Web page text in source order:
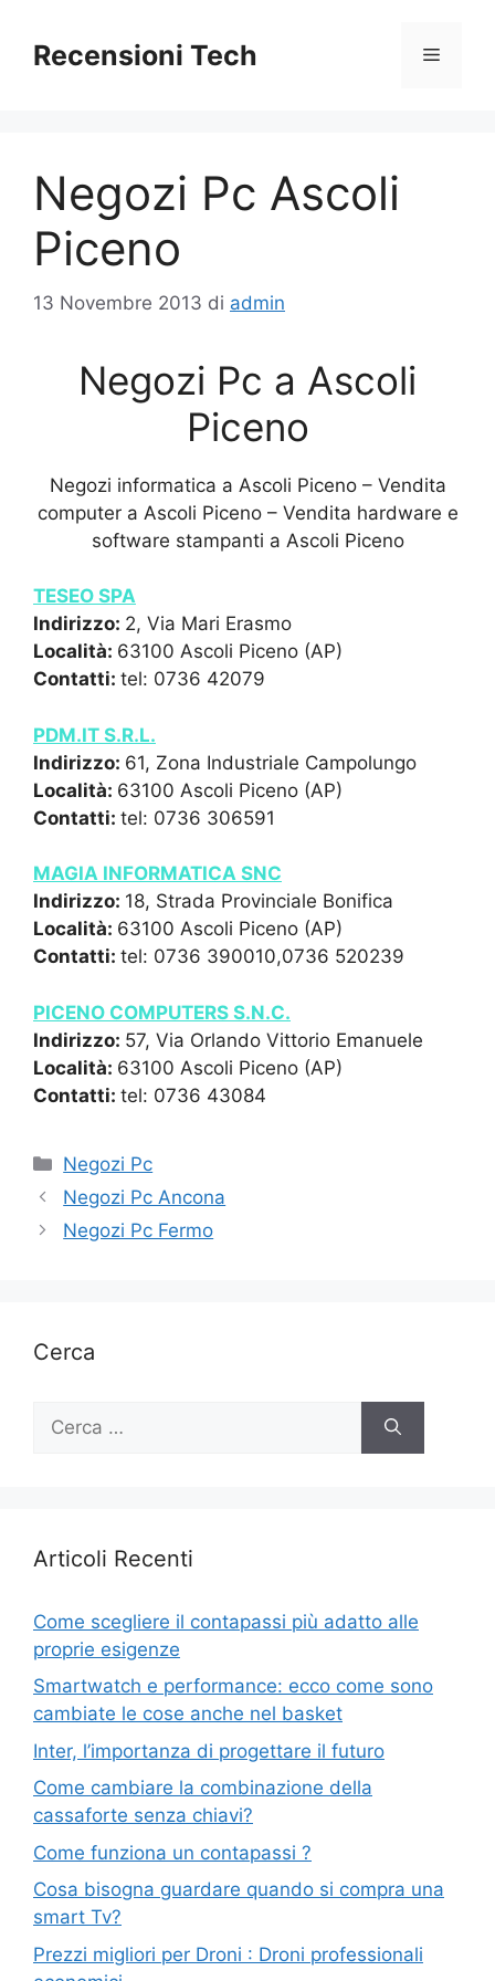
contenuto
Recensioni Tech Menu
Negozi Pc Ascoli
Piceno
13 Novembre 2013 di admin
Negozi Pc a Ascoli
Piceno
Negozi informatica a Ascoli Piceno – Vendita
computer a Ascoli Piceno – Vendita hardware e
software stampanti a Ascoli Piceno
TESEO SPA
Indirizzo: 2, Via Mari Erasmo
Località: 63100 Ascoli Piceno (AP)
Contatti: tel: 0736 42079
PDM.IT S.R.L.
Indirizzo: 61, Zona Industriale Campolungo
Località: 63100 Ascoli Piceno (AP)
Contatti: tel: 0736 306591
MAGIA INFORMATICA SNC
Indirizzo: 18, Strada Provinciale Bonifica
Località: 63100 Ascoli Piceno (AP)
Contatti: tel: 0736 390010,0736 520239
PICENO COMPUTERS S.N.C.
Indirizzo: 57, Via Orlando Vittorio Emanuele
Località: 63100 Ascoli Piceno (AP)
Contatti: tel: 0736 43084
Categorie
Negozi Pc
Negozi Pc Ancona
Negozi Pc Fermo
Cerca
per:
Articoli Recenti
Come scegliere il contapassi più adatto alle
proprie esigenze
Smartwatch e performance: ecco come sono
cambiate le cose anche nel basket
Inter, l’importanza di progettare il futuro
Come cambiare la combinazione della
cassaforte senza chiavi?
Come funziona un contapassi ?
Cosa bisogna guardare quando si compra una
smart Tv?
Prezzi migliori per Droni : Droni professionali